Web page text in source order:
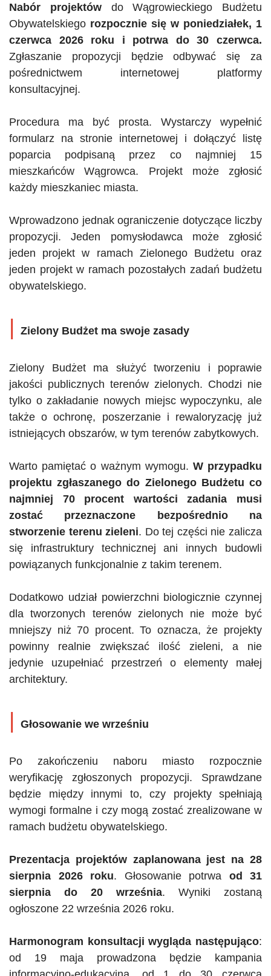
Nabór projektówdo Wągrowieckiego Budżetu
Obywatelskiego rozpocznie się w poniedziałek, 1
czerwca 2026 roku i potrwa do 30 czerwca.
Zgłaszanie propozycji będzie odbywać się za
pośrednictwem internetowej platformy
konsultacyjnej.
Procedura ma być prosta. Wystarczy wypełnić
formularz na stronie internetowej i dołączyć listę
poparcia podpisaną przez co najmniej 15
mieszkańców Wągrowca. Projekt może zgłosić
każdy mieszkaniec miasta.
Wprowadzono jednak ograniczenie dotyczące liczby
propozycji. Jeden pomysłodawca może zgłosić
jeden projekt w ramach Zielonego Budżetu oraz
jeden projekt w ramach pozostałych zadań budżetu
obywatelskiego.
| Zielony Budżet ma swoje zasady
Zielony Budżet ma służyć tworzeniu i poprawie
jakości publicznych terenów zielonych. Chodzi nie
tylko o zakładanie nowych miejsc wypoczynku, ale
także o ochronę, poszerzanie i rewaloryzację już
istniejących obszarów, w tym terenów zabytkowych.
Warto pamiętać o ważnym wymogu. W przypadku
projektu zgłaszanego do Zielonego Budżetu co
najmniej 70 procent wartości zadania musi
zostać przeznaczone bezpośrednio na
stworzenie terenu zieleni. Do tej części nie zalicza
się infrastruktury technicznej ani innych budowli
powiązanych funkcjonalnie z takim terenem.
Dodatkowo udział powierzchni biologicznie czynnej
dla tworzonych terenów zielonych nie może być
mniejszy niż 70 procent. To oznacza, że projekty
powinny realnie zwiększać ilość zieleni, a nie
jedynie uzupełniać przestrzeń o elementy małej
architektury.
| Głosowanie we wrześniu
Po zakończeniu naboru miasto rozpocznie
weryfikację zgłoszonych propozycji. Sprawdzane
będzie między innymi to, czy projekty spełniają
wymogi formalne i czy mogą zostać zrealizowane w
ramach budżetu obywatelskiego.
Prezentacja projektów zaplanowana jest na 28
sierpnia 2026 roku. Głosowanie potrwa od 31
sierpnia do 20 września. Wyniki zostaną
ogłoszone 22 września 2026 roku.
Harmonogram konsultacji wygląda następująco:
od 19 maja prowadzona będzie kampania